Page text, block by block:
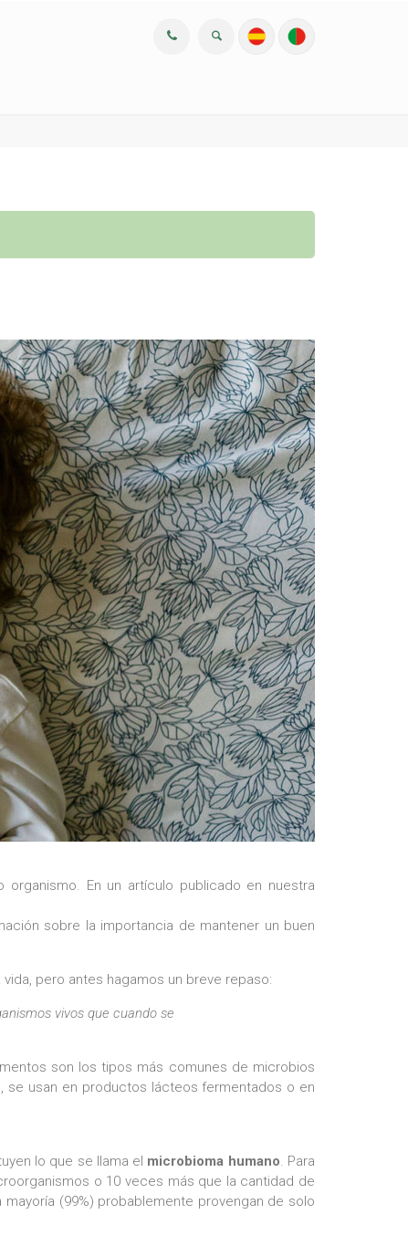
En un artículo publicado en nuestra
sobre la importancia de mantener un buen
pero antes hagamos un breve repaso:
vivos que cuando se
son los tipos más comunes de microbios
se usan en productos lácteos fermentados o en
lo que se llama el microbioma humano. Para
o 10 veces más que la cantidad de
(99%) probablemente provengan de solo